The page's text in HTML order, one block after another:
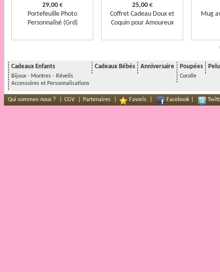
29,00€
Portefeuille Photo
Personnalisé (Grd)
25,00€
Coffret Cadeau Doux et
Coquin pour Amoureux
Mug
Cadeaux Enfants
Bijoux - Montres - Réveils
Accessoires et Personnalisations
Cadeaux Bébés Anniversaire Poupées
Corolle
Qui sommes-nous ? CGV Partenaires Favoris Facebook